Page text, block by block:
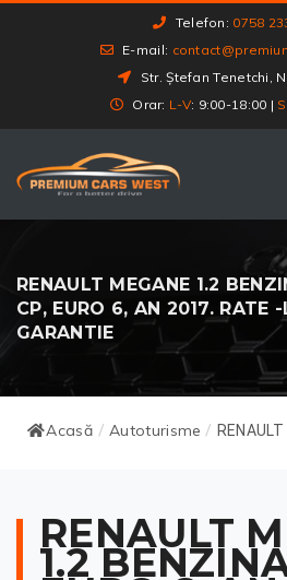
Telefon: 0758
E-mail:
Str. Ștefan Tenetchi,
Orar: L-V: 9:00-18:00 | S
RENAULT MEGANE 1.2
CP, EURO 6, AN 2017. RATE -
GARANTIE
Acasă / Autoturisme /
RENAULT
1.2